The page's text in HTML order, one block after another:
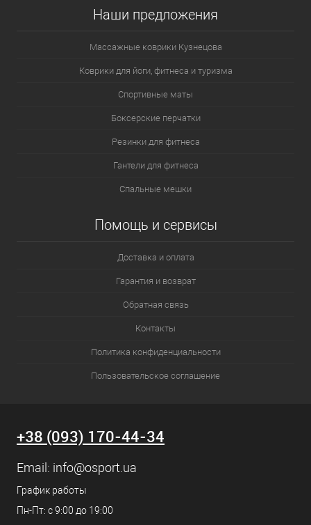
Наши предложения
Массажные коврики Кузнецова
Коврики для йоги, фитнеса и туризма
Спортивные маты
Боксерские перчатки
Резинки для фитнеса
Гантели для фитнеса
Спальные мешки
Помощь и сервисы
Доставка и оплата
Гарантия и возврат
Обратная связь
Контакты
Политика конфиденциальности
Пользовательское соглашение
+38 (093) 170-44-34
Email: info@osport.ua
График работы
Пн-Пт: с 9:00 до 19:00